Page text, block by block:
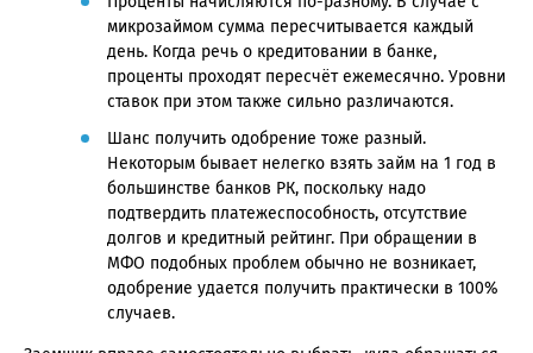
микрозаймом сумма пересчитывается каждый
день. Когда речь о кредитовании в банке,
проценты проходят пересчёт ежемесячно. Уровни
ставок при этом также сильно различаются.
Шанс получить одобрение тоже разный.
Некоторым бывает нелегко взять займ на 1 год в
большинстве банков РК, поскольку надо
подтвердить платежеспособность, отсутствие
долгов и кредитный рейтинг. При обращении в
МФО подобных проблем обычно не возникает,
одобрение удается получить практически в 100%
случаев.